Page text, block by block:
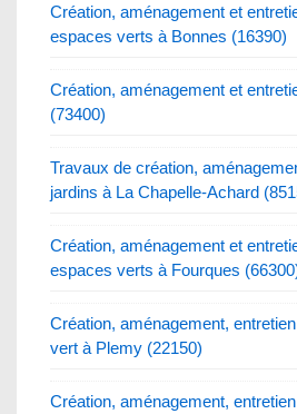
Création, aménagement et
espaces verts à Bonnes (16390)
Création, aménagement et
(73400)
Travaux de création,
jardins à La Chapelle-Achard
Création, aménagement et
espaces verts à Fourques
Création, aménagement,
vert à Plemy (22150)
Création, aménagement,